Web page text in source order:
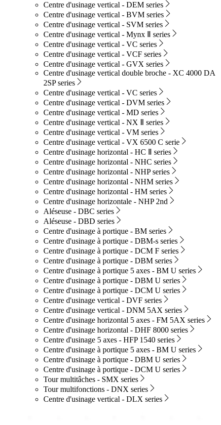
Centre d'usinage vertical - DEM series
Centre d'usinage vertical - BVM series
Centre d'usinage vertical - SVM series
Centre d'usinage vertical - Mynx Ⅱ series
Centre d'usinage vertical - VC series
Centre d'usinage vertical - VCF series
Centre d'usinage vertical - GVX series
Centre d'usinage vertical double broche - XC 4000 DA
2SP series
Centre d'usinage vertical - VC series
Centre d'usinage vertical - DVM series
Centre d'usinage vertical - MD series
Centre d'usinage vertical - NX Ⅱ series
Centre d'usinage vertical - VM series
Centre d'usinage vertical - VX 6500 C serie
Centre d'usinage horizontal - HC Ⅱ series
Centre d'usinage horizontal - NHC series
Centre d'usinage horizontal - NHP series
Centre d'usinage horizontal - NHM series
Centre d'usinage horizontal - HM series
Centre d'usinage horizontale - NHP 2nd
Aléseuse - DBC series
Aléseuse - DBD series
Centre d'usinage à portique - BM series
Centre d'usinage à portique - DBM-s series
Centre d'usinage à portique - DCM F series
Centre d'usinage à portique - DBM series
Centre d'usinage à portique 5 axes - BM U series
Centre d'usinage à portique - DBM U series
Centre d'usinage à portique - DCM U series
Centre d'usinage vertical - DVF series
Centre d'usinage vertical - DNM 5AX series
Centre d'usinage horizontal 5 axes - FM 5AX series
Centre d'usinage horizontal - DHF 8000 series
Centre d'usinage 5 axes - HFP 1540 series
Centre d'usinage à portique 5 axes - BM U series
Centre d'usinage à portique - DBM U series
Centre d'usinage à portique - DCM U series
Tour multitâches - SMX series
Tour multifonctions - DNX series
Centre d'usinage vertical - DLX series